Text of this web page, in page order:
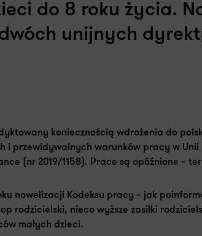
do 8 roku życia.
unijnych
koniecznością wdrożenia do
przewidywalnych warunków pracy w Unii
(nr 2019/1158). Prace są opóźnione –
nowelizacji Kodeksu pracy – jak
rodzicielski, nieco wyższe zasiłki
małych dzieci.